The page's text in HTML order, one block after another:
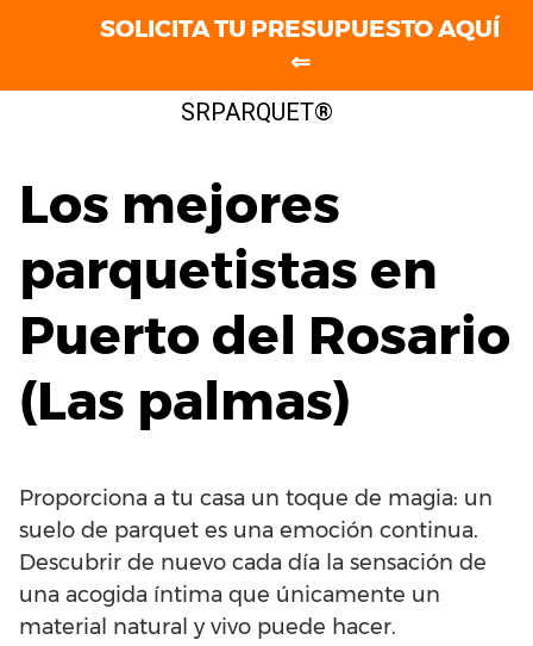
SRPARQUET®
Los mejores
parquetistas en
Puerto del Rosario
(Las palmas)
Proporciona a tu casa un toque de magia: un
suelo de parquet es una emoción continua.
Descubrir de nuevo cada día la sensación de
una acogida íntima que únicamente un
material natural y vivo puede hacer.
SOLICITA TU PRESUPUESTO AQUÍ
⇐